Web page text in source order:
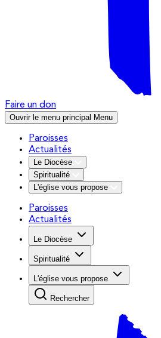
Faire un don
Ouvrir le menu principal Menu
Paroisses
Actualités
Le Diocèse
Spiritualité
L'église vous propose
Paroisses
Actualités
Le Diocèse
Spiritualité
L'église vous propose
Rechercher